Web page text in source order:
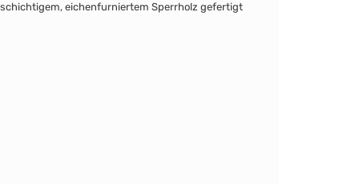
eichenfurniertem Sperrholz gefertigt